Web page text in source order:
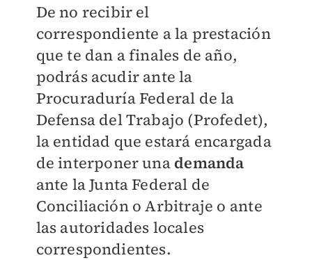
De no recibir el
correspondiente a la prestación
que te dan a finales de año,
podrás acudir ante la
Procuraduría Federal de la
Defensa del Trabajo (Profedet),
la entidad que estará encargada
de interponer una demanda
ante la Junta Federal de
Conciliación o Arbitraje o ante
las autoridades locales
correspondientes.